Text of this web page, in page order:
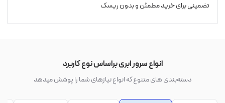
تضمینی برای خرید مطمئن و بدون ریسک
انواع سرور ابری براساس نوع کاربرد
دسته‌بندی های متنوع که انواع نیازهای شما را پوشش میدهد